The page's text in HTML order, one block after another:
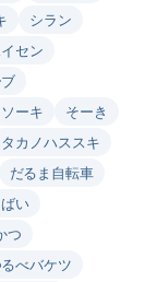
シラン
セン
ソーキ
そーき
タカノハススキ
だるま自転車
い
つ
べバケツ